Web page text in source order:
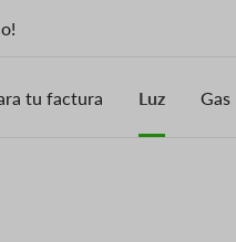
tu factura Luz Gas